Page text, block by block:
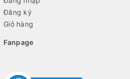
Đăng ký
Giỏ hàng
Fanpage